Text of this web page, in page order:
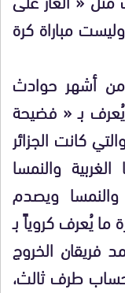
مباراة كرة
من أشهر حوادث
بـ « فضيحة
في كأس العالم 1982، والتي كانت الجزائر
والنمسا
والنمسا ويصدم
ما يُعرف كروياً بـ
فريقان الخروج
طرف ثالث،